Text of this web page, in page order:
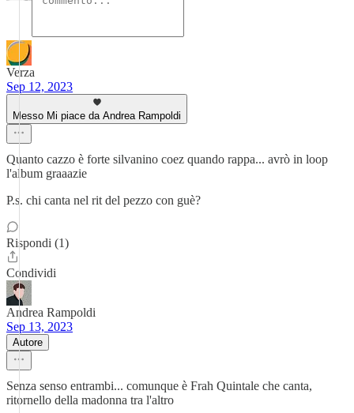
Verza
Sep 12, 2023
Messo Mi piace da Andrea Rampoldi
Quanto cazzo è forte silvanino coez quando rappa... avrò in loop
l'album graaazie
P.s. chi canta nel rit del pezzo con guè?
Rispondi (1)
Condividi
Andrea Rampoldi
Sep 13, 2023
Autore
Senza senso entrambi... comunque è Frah Quintale che canta,
ritornello della madonna tra l'altro